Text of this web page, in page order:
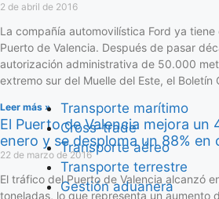
Transporte marítimo
Cross-trade
Transporte aéreo
Transporte terrestre
Gestión aduanera
2 de abril de 2016
La compañía automovilística Ford ya
Puerto de Valencia. Después de pasar
autorización administrativa de 50.000
extremo sur del Muelle del Este, el Boletín
Leer más »
El Puerto de Valencia mejora un
enero y se desploma un 88% en
22 de marzo de 2016
El tráfico del Puerto de Valencia alcanzó
toneladas, lo que representa un aumento